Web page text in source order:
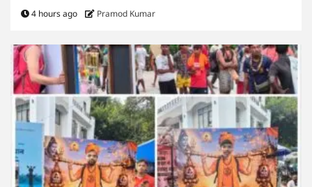
4 hours ago Pramod Kumar